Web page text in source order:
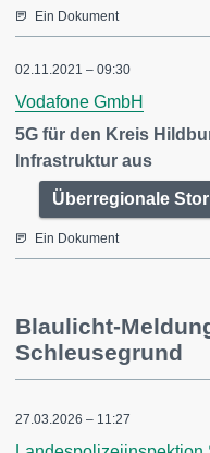
Ein Dokument
02.11.2021 – 09:30
Vodafone GmbH
5G für den Kreis
Infrastruktur aus
Überregionale
Ein Dokument
Blaulicht-
Schleusegrund
27.03.2026 – 11:27